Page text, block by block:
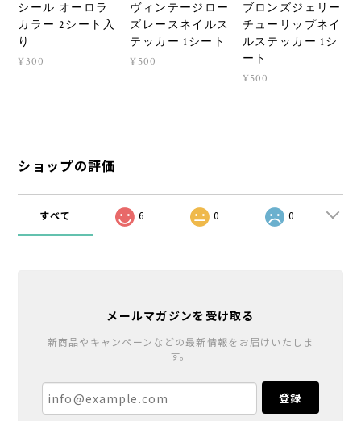
シール オーロラ
カラー 2シート入
り
¥300
ヴィンテージロー
ズレースネイルス
テッカー 1シート
¥500
ブロンズジェリー
チューリップネイ
ルステッカー 1シ
ート
¥500
ショップの評価
すべて 6 0 0
メールマガジンを受け取る
新商品やキャンペーンなどの最新情報をお届けいたしま
す。
登録